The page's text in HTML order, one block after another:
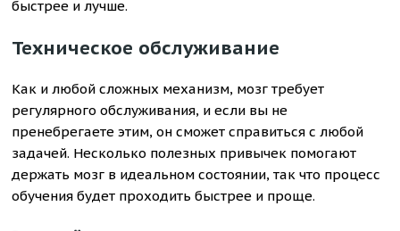
быстрее и лучше.
Техническое обслуживание
Как и любой сложных механизм, мозг требует
регулярного обслуживания, и если вы не
пренебрегаете этим, он сможет справиться с любой
задачей. Несколько полезных привычек помогают
держать мозг в идеальном состоянии, так что процесс
обучения будет проходить быстрее и проще.